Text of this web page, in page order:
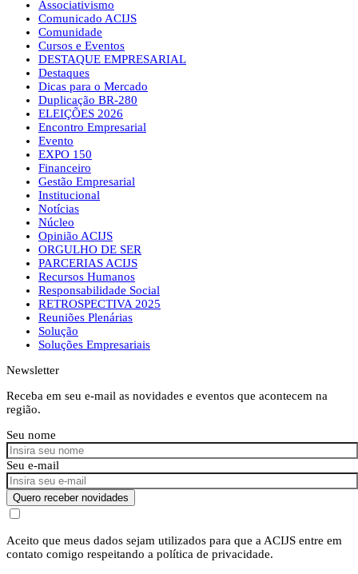
Associativismo
Comunicado ACIJS
Comunidade
Cursos e Eventos
DESTAQUE EMPRESARIAL
Destaques
Dicas para o Mercado
Duplicação BR-280
ELEIÇÕES 2026
Encontro Empresarial
Evento
EXPO 150
Financeiro
Gestão Empresarial
Institucional
Notícias
Núcleo
Opinião ACIJS
ORGULHO DE SER
PARCERIAS ACIJS
Recursos Humanos
Responsabilidade Social
RETROSPECTIVA 2025
Reuniões Plenárias
Solução
Soluções Empresariais
Newsletter
Receba em seu e-mail as novidades e eventos que acontecem na
região.
Seu nome
Seu e-mail
Quero receber novidades
Aceito que meus dados sejam utilizados para que a ACIJS entre em
contato comigo respeitando a política de privacidade.